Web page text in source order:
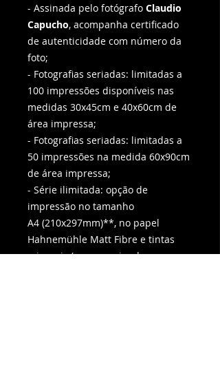
- Assinada pelo fotógrafo Claudio
Capucho, acompanha certificado
de autenticidade com número da
foto;
- Fotografias seriadas: limitadas a
100 impressões disponíveis nas
medidas 30x45cm e 40x60cm de
área impressa;
- Fotografias seriadas: limitadas a
50 impressões na medida 60x90cm
de área impressa;
- Série ilimitada: opção de
impressão no tamanho
A4 (210x297mm)**, no papel
Hahnemühle Matt Fibre e tintas
minerais (segue assinada, sem